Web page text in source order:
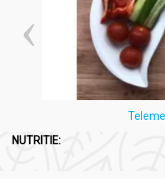
NUTRITIE: